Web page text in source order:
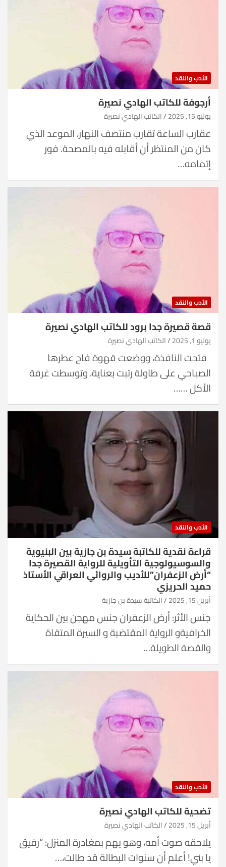
الأدب والنقد
أرجوفة للكاتب الهادي نصيرة
يوليو 15, 2025 الكاتب الهادي نصيرة
عقارب الساعة تقارب منتصف النهار، الموعد الذي
كان من المنتظر أن أقابله فيه بالمصحة. فور
إتمامه…
الأدب والنقد
قصة قصيرة جدا برود للكاتب الهادي نصيرة
يوليو 1, 2025 الكاتب الهادي نصيرة
فتحت النافذة، ووضعت قهوة فاح عطرها
الصباحي على طاولة رتبت بعناية، وتوسطت غرفة
الأكل ……
الأدب والنقد
قراءة نقدية للكاتبة سيدة بن جازية بين البنيوية
والسوسيولوجية التأويلية للرواية القصيرة جدا
“أرض الزعفران”للأديب والروائي العراقي الأستاذ
حميد الحريزي
أبريل 15, 2025 الكاتبة سيدة بن جازية
جنس الأثر: أرض الزعفران جنس مهجن بين الحكاية
الخرافيةو الرواية المقتضبة و السيرة المتقاة
والقصة الطويلة…
الأدب والنقد
تضحية للكاتب الهادي نصيرة
أبريل 15, 2025 الكاتب الهادي نصيرة
يلاحقه صوت أمه، وهو يهم بمغادرة المنزل: “رفيق
يا بني! أعلم أن سنوات البطالة قد طالت،…